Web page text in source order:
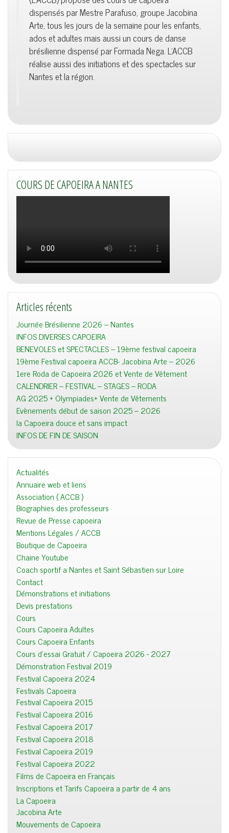
dispensés par Mestre Parafuso, groupe Jacobina
Arte, tous les jours de la semaine pour les enfants,
ados et adultes mais aussi un cours de danse
brésilienne dispensé par Formada Nega. L'ACCB
réalise aussi des initiations et des spectacles sur
Nantes et la région.
COURS DE CAPOEIRA A NANTES
Articles récents
Journée Brésilienne 2026 – Nantes
INFOS DIVERSES CAPOEIRA
BENEVOLES et SPECTACLES – 19ème festival capoeira
19ème Festival capoeira ACCB- Jacobina Arte – 2026
1ere Roda de Capoeira 2026 et Vente de Vêtement
CALENDRIER – FESTIVAL – STAGES – RODA
AG 2025 + Olympiades+ Vente de Vêtements
Evènements début de saison 2025 – 2026
la Capoeira douce et sans impact
INFOS DE FIN DE SAISON
Actualités
Annuaire web et liens
Association ( ACCB )
Biographies des professeurs
Revue de Presse capoeira
Mentions Légales / ACCB
Boutique de Capoeira
Chaine Youtube
Coach sportif a Nantes et Saint Sébastien sur Loire
Contact
Démonstrations et initiations
Devis prestations
Cours
Cours Capoeira Adultes
Cours Capoeira Enfants
Cours d'essai Gratuit / Capoeira 2026 - 2027
Démonstration Festival 2019
Festival Capoeira 2024
Festivals Capoeira
Festival Capoeira 2015
Festival Capoeira 2016
Festival Capoeira 2017
Festival Capoeira 2018
Festival Capoeira 2019
Festival Capoeira 2022
Films de Capoeira en Français
Inscriptions et Tarifs Capoeira a partir de 4 ans
La Capoeira
Jacobina Arte
Mouvements de Capoeira